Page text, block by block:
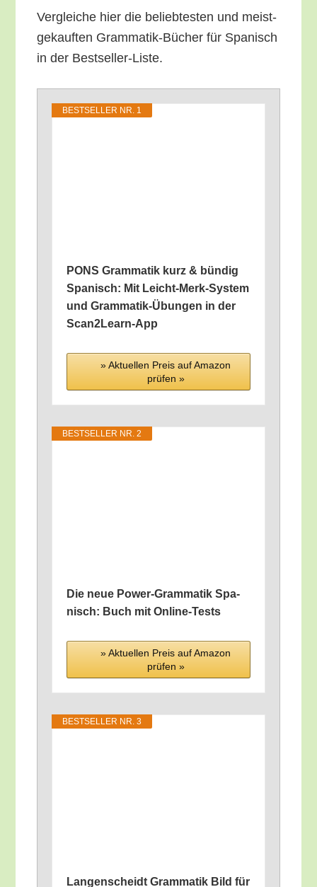
Ver­glei­che hier die belieb­tes­ten und meist­
ge­kauf­ten Gram­ma­tik-Bücher für Spa­nisch
in der Bestseller-Liste.
BEST­SEL­LER NR. 1
PONS Gram­ma­tik kurz & bün­dig
Spa­nisch: Mit Leicht-Merk-Sys­tem
und Gram­ma­tik-Übun­gen in der
Scan2Learn-App
» Aktu­el­len Preis auf Ama­zon
prü­fen »
BEST­SEL­LER NR. 2
Die neue Power-Gram­ma­tik Spa­
nisch: Buch mit Online-Tests
» Aktu­el­len Preis auf Ama­zon
prü­fen »
BEST­SEL­LER NR. 3
Lan­gen­scheidt Gram­ma­tik Bild für